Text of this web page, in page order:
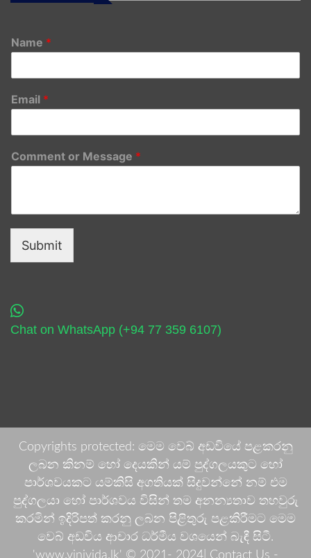
Name *
Email *
Comment or Message *
Submit
Chat on WhatsApp (+94 77 359 6107)
Copyrights protected: මෙම වෙබ් අඩවියේ පළකරනු
ලබන කිනම් හෝ දෙයකින් යම් පුද්ගලයකුට හෝ
පාර්ශවයකට යම්කිසි අගතියක් සිදුවන්නේ නම් එම
පුද්ගලයා හෝ පාර්ශවය විසින් තම අනන්‍යතාව තහවුරු
කරමින් ඉදිරිපත් කරනු ලබන පිළිතුරු පළකිරීමට මෙම
වෙබ් අඩවිය ආචාර ධර්මීය වශයෙන් බැඳී සිටී.
'www.vinivida.lk' © 2021- 2024| Contact Us -